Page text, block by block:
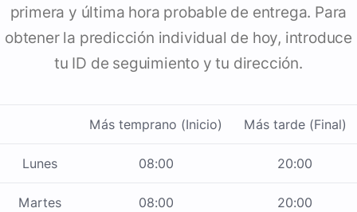
primera y última hora probable de entrega. Para
obtener la predicción individual de hoy, introduce
tu ID de seguimiento y tu dirección.
Más temprano (Inicio) Más tarde (Final)
Lunes 08:00 20:00
Martes 08:00 20:00